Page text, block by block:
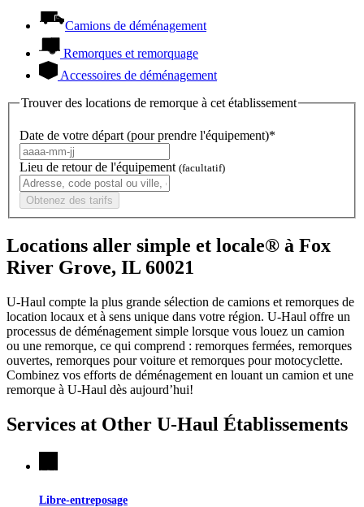
Camions de déménagement
Remorques et remorquage
Accessoires de déménagement
Trouver des locations de remorque à cet établissement
Date de votre départ (pour prendre l'équipement)*
Lieu de retour de l'équipement (facultatif)
Obtenez des tarifs
Locations aller simple et locale® à Fox
River Grove, IL 60021
U-Haul compte la plus grande sélection de camions et remorques de
location locaux et à sens unique dans votre région. U-Haul offre un
processus de déménagement simple lorsque vous louez un camion
ou une remorque, ce qui comprend : remorques fermées, remorques
ouvertes, remorques pour voiture et remorques pour motocyclette.
Combinez vos efforts de déménagement en louant un camion et une
remorque à U-Haul dès aujourd’hui!
Services at Other U-Haul Établissements
Libre-entreposage